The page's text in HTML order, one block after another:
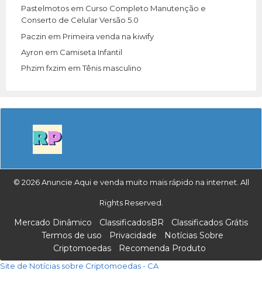
Pastelmotos em Curso Completo Manutenção e
Conserto de Celular Versão 5.0
Paczin em Primeira venda na kiwify
Ayron em Camiseta Infantil
Phzim fxzim emTênis masculino
© 2026 Anuncie Aqui e venda muito mais rápido na internet. All
Rights Reserved.
Mercado Dinâmico ClassificadosBR
Classificados Grátis
Termos de uso
Privacidade
Notícias Sobre
Criptomoedas
Recomenda Produto
Site de Notícias sobre Criptomoedas - CA